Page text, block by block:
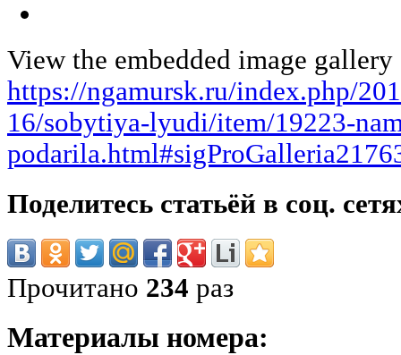
View the embedded image
https://ngamursk.ru/index.php/
16/sobytiya-lyudi/item/19223-
Поделитесь статьёй в соц.
Прочитано 234 раз
Материалы номера: